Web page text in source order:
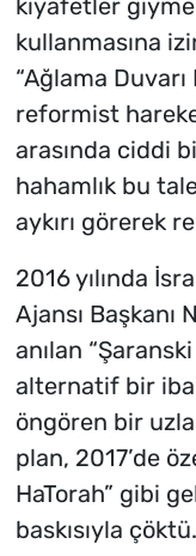
kıyafetler
kullanmasına
“Ağlama
reformist
arasında ciddi
hahamlık bu
aykırı görerek
2016 yılında
Ajansı Başkanı
anılan
alternatif bir
öngören bir
plan, 2017’de
HaTorah” gibi
baskısıyla çöktü.